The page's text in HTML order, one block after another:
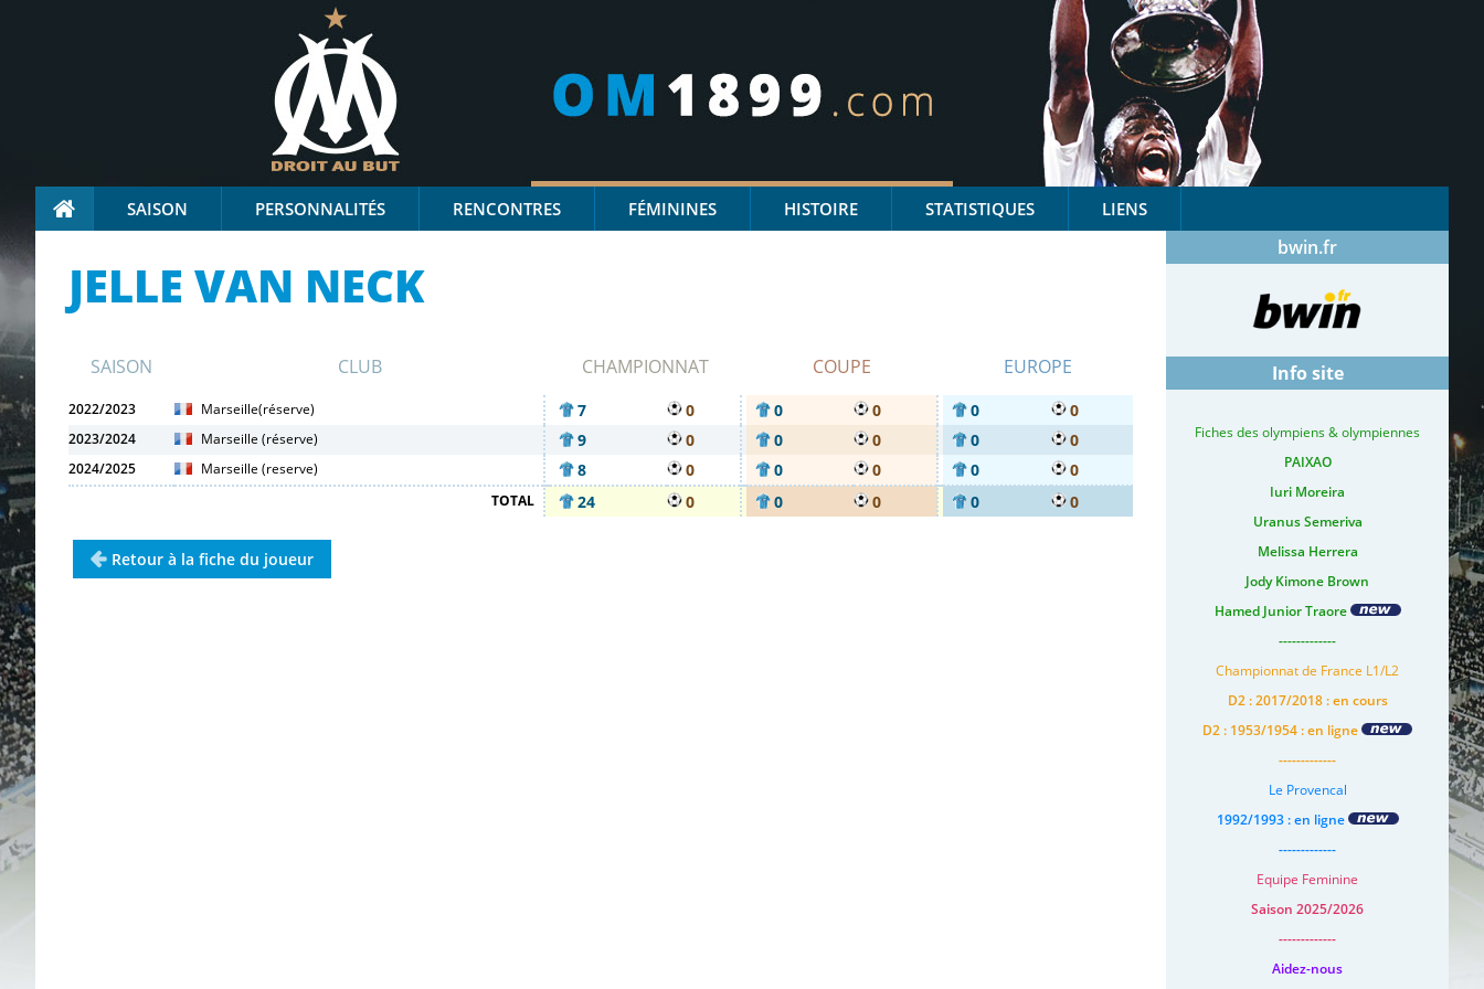
SAISON PERSONNALITÉS RENCONTRES FÉMININES HISTOIRE STATISTIQUES LIENS
JELLE VAN NECK
SAISON CLUB CHAMPIONNAT COUPE EUROPE
2022/2023 Marseille(réserve) 7 0 0 0 0 0
2023/2024 Marseille (réserve) 9 0 0 0 0 0
2024/2025 Marseille (reserve) 8 0 0 0 0 0
TOTAL 24 0 0 0 0 0
Retour à la fiche du joueur
bwin.fr
Info site
Fiches des olympiens & olympiennes
PAIXAO
Iuri Moreira
Uranus Semeriva
Melissa Herrera
Jody Kimone Brown
Hamed Junior Traore
-------------
Championnat de France L1/L2
D2 : 2017/2018 : en cours
D2 : 1953/1954 : en ligne
-------------
Le Provencal
1992/1993 : en ligne
-------------
Equipe Feminine
Saison 2025/2026
-------------
Aidez-nous